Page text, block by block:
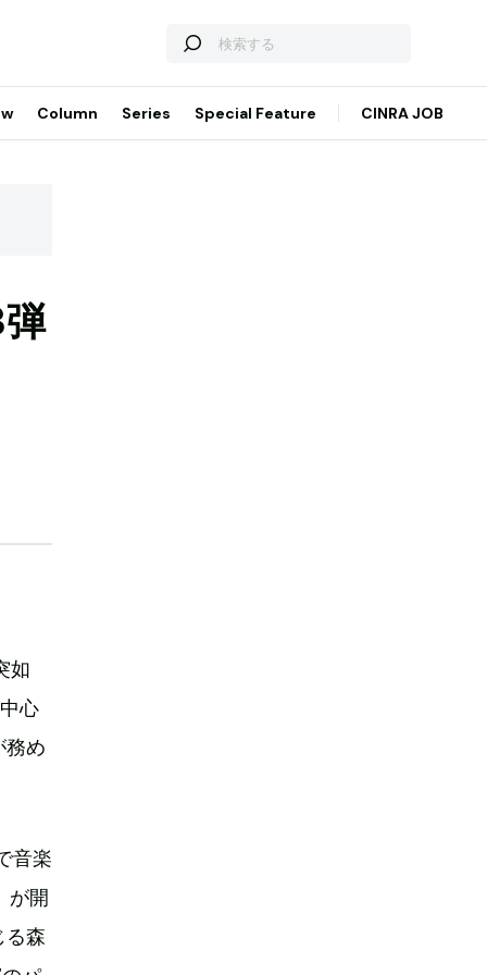
Column Series Special Feature CINRA JOB
如
心
務め
音楽
が開
る森